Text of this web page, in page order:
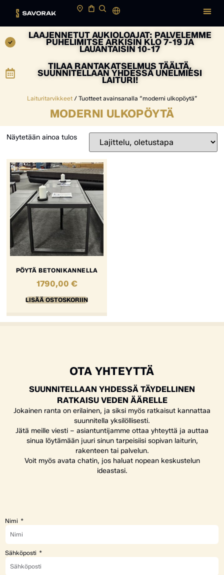
LAAJENNETUT AUKIOLOAJAT: PALVELEMME
PUHELIMITSE ARKISIN KLO 7-19 JA
LAUANTAISIN 10-17
TILAA RANTAKATSELMUS TÄÄLTÄ,
SUUNNITELLAAN YHDESSÄ UNELMIESI
LAITURI!
Laituritarvikkeet/ Tuotteet avainsanalla “moderni ulkopöytä”
MODERNI ULKOPÖYTÄ
Näytetään ainoa tulos
PÖYTÄ BETONIKANNELLA
1790,00 €
LISÄÄ OSTOSKORIIN
OTA YHTEYTTÄ
SUUNNITELLAAN YHDESSÄ TÄYDELLINEN
RATKAISU VEDEN ÄÄRELLE
Jokainen ranta on erilainen, ja siksi myös ratkaisut kannattaa
suunnitella yksilöllisesti.
Jätä meille viesti – asiantuntijamme ottaa yhteyttä ja auttaa
sinua löytämään juuri sinun tarpeisiisi sopivan laiturin,
rakenteen tai palvelun.
Voit myös avata chatin, jos haluat nopean keskustelun
ideastasi.
Nimi
Sähköposti